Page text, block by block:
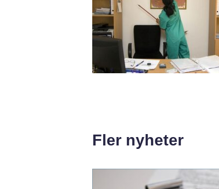
Fler nyheter